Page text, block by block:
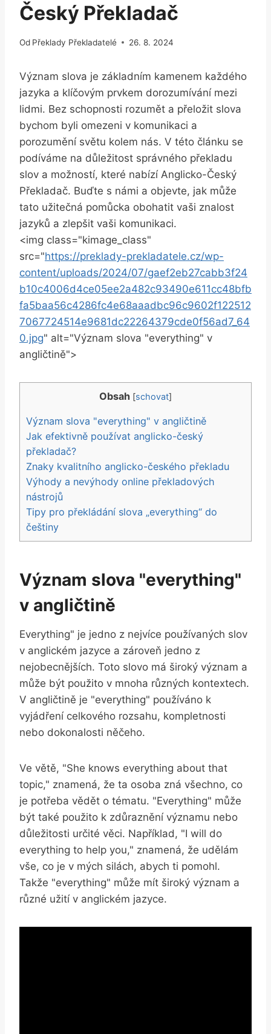
Český Překladač
Od Překlady Překladatelé 26. 8. 2024
Význam slova je základním kamenem každého
jazyka a klíčovým prvkem dorozumívání mezi
lidmi. Bez schopnosti rozumět a přeložit slova
bychom byli omezeni v komunikaci a
porozumění světu kolem nás. V této článku se
podíváme na důležitost správného překladu
slov a možností, které nabízí Anglicko-Český
Překladač. Buďte s námi a objevte, jak může
tato užitečná pomůcka obohatit vaši znalost
jazyků a zlepšit vaši komunikaci.
<img class="kimage_class"
src="https://preklady-prekladatele.cz/wp-
content/uploads/2024/07/gaef2eb27cabb3f24
b10c4006d4ce05ee2a482c93490e611cc48bfb
fa5baa56c4286fc4e68aaadbc96c9602f122512
7067724514e9681dc22264379cde0f56ad7_64
0.jpg" alt="Význam slova "everything" v
angličtině">
Obsah [schovat]
Význam slova "everything" v angličtině
Jak efektivně používat anglicko-český
překladač?
Znaky kvalitního anglicko-českého překladu
Výhody a nevýhody online překladových
nástrojů
Tipy pro překládání slova „everything“ do
češtiny
Význam slova "everything"
v angličtině
Everything" je jedno z nejvíce používaných slov
v anglickém jazyce a zároveň jedno z
nejobecnějších. Toto slovo má široký význam a
může být použito v mnoha různých kontextech.
V angličtině je "everything" používáno k
vyjádření celkového rozsahu, kompletnosti
nebo dokonalosti něčeho.
Ve větě, "She knows everything about that
topic," znamená, že ta osoba zná všechno, co
je potřeba vědět o tématu. "Everything" může
být také použito k zdůraznění významu nebo
důležitosti určité věci. Například, "I will do
everything to help you," znamená, že udělám
vše, co je v mých silách, abych ti pomohl.
Takže "everything" může mít široký význam a
různé užití v anglickém jazyce.